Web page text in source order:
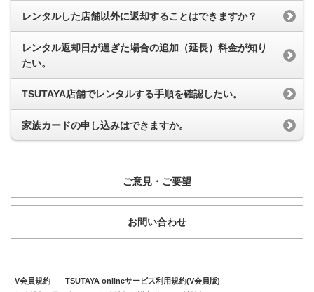
レンタルした店舗以外に返却することはできますか？
レンタル返却日が過ぎた場合の追加（延長）料金が知り
たい。
TSUTAYA店舗でレンタルする手順を確認したい。
家族カードの申し込みはできますか。
ご意見・ご要望
お問い合わせ
V会員規約
TSUTAYA onlineサービス利用規約(V会員版)